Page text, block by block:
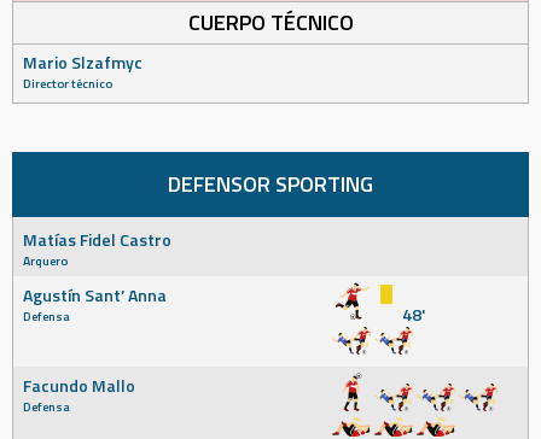
CUERPO TÉCNICO
Mario Slzafmyc
Director técnico
DEFENSOR SPORTING
Matías Fidel Castro
Arquero
Agustín Sant’ Anna
Defensa 48'
Facundo Mallo
Defensa